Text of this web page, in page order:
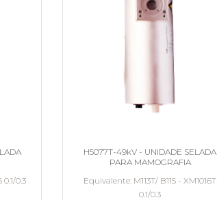
0.1/0.3
H5077T-49kV - UNIDADE SELADA
PARA MAMOGRAFIA
Equivalente M113T/ B115 - XM1016T
0.1/0.3